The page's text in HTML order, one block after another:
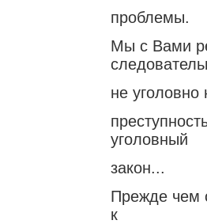
проблемы.
Мы с Вами
не уголовно
уголовный
закон...
Прежде чем
к